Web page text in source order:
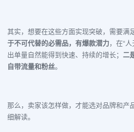
其实，想要在这些方面实现突破，需要满
于不可代替的必需品，有爆款潜力，在“
出单量自然能得到快速、持续的增长； 二
自带流量和粉丝。
那么，卖家该怎样做，才能选对品牌和产
细解读。